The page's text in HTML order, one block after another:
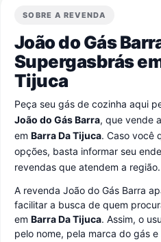
SOBRE A REVENDA
João do Gás
Supergasbrás
Tijuca
Peça seu gás de cozinha aqui
João do Gás Barra, que vende
em Barra Da Tijuca. Caso você
opções, basta informar seu
revendas que atendem a região.
A revenda João do Gás Barra
facilitar a busca de quem
em Barra Da Tijuca. Assim, o
pelo nome, pela marca do gás